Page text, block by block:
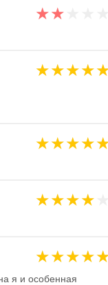
★★
★★★★
★★★★
★★★★
★★★★
я и особенная